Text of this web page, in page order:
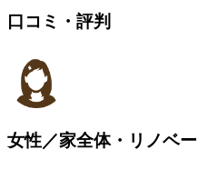
口コミ・評判
女性／家全体・リノベ